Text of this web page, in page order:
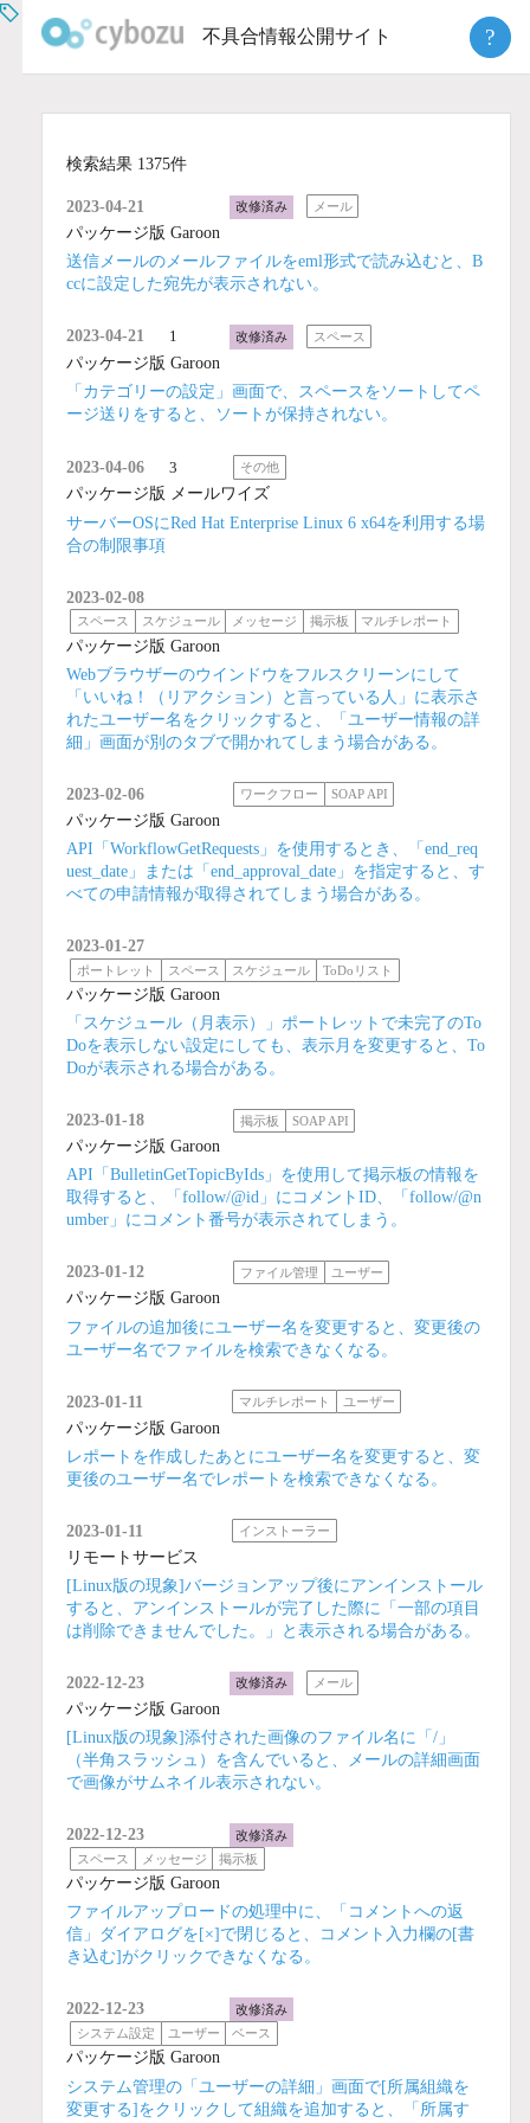
不具合情報公開サイト ?
検索結果 1375件
2023-04-21 改修済み メール
パッケージ版 Garoon
送信メールのメールファイルをeml形式で読み込むと、B
ccに設定した宛先が表示されない。
2023-04-21 1 改修済み スペース
パッケージ版 Garoon
「カテゴリーの設定」画面で、スペースをソートしてペ
ージ送りをすると、ソートが保持されない。
2023-04-06 3 その他
パッケージ版 メールワイズ
サーバーOSにRed Hat Enterprise Linux 6 x64を利用する場
合の制限事項
2023-02-08
スペース スケジュール メッセージ 掲示板 マルチレポート
パッケージ版 Garoon
Webブラウザーのウインドウをフルスクリーンにして
「いいね！（リアクション）と言っている人」に表示さ
れたユーザー名をクリックすると、「ユーザー情報の詳
細」画面が別のタブで開かれてしまう場合がある。
2023-02-06 ワークフロー SOAP API
パッケージ版 Garoon
API「WorkflowGetRequests」を使用するとき、「end_req
uest_date」または「end_approval_date」を指定すると、す
べての申請情報が取得されてしまう場合がある。
2023-01-27
ポートレット スペース スケジュール ToDoリスト
パッケージ版 Garoon
「スケジュール（月表示）」ポートレットで未完了のTo
Doを表示しない設定にしても、表示月を変更すると、To
Doが表示される場合がある。
2023-01-18 掲示板 SOAP API
パッケージ版 Garoon
API「BulletinGetTopicByIds」を使用して掲示板の情報を
取得すると、「follow/@id」にコメントID、「follow/@n
umber」にコメント番号が表示されてしまう。
2023-01-12 ファイル管理 ユーザー
パッケージ版 Garoon
ファイルの追加後にユーザー名を変更すると、変更後の
ユーザー名でファイルを検索できなくなる。
2023-01-11 マルチレポート ユーザー
パッケージ版 Garoon
レポートを作成したあとにユーザー名を変更すると、変
更後のユーザー名でレポートを検索できなくなる。
2023-01-11 インストーラー
リモートサービス
[Linux版の現象]バージョンアップ後にアンインストール
すると、アンインストールが完了した際に「一部の項目
は削除できませんでした。」と表示される場合がある。
2022-12-23 改修済み メール
パッケージ版 Garoon
[Linux版の現象]添付された画像のファイル名に「/」
（半角スラッシュ）を含んでいると、メールの詳細画面
で画像がサムネイル表示されない。
2022-12-23
改修済み
スペース
メッセージ 掲示板
パッケージ版 Garoon
ファイルアップロードの処理中に、「コメントへの返
信」ダイアログを[×]で閉じると、コメント入力欄の[書
き込む]がクリックできなくなる。
2022-12-23
改修済み
システム設定
ユーザー ベース
パッケージ版 Garoon
システム管理の「ユーザーの詳細」画面で[所属組織を
変更する]をクリックして組織を追加すると、「所属す